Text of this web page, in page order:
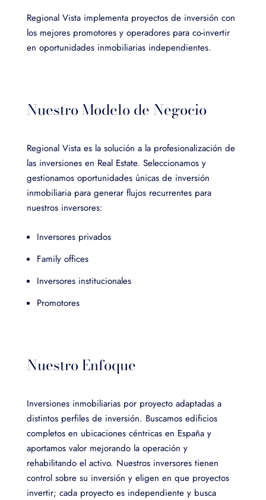
Regional Vista implementa proyectos de inversión con
los mejores promotores y operadores para co-invertir
en oportunidades inmobiliarias independientes.
Nuestro Modelo de Negocio
Regional Vista es la solución a la profesionalización de
las inversiones en Real Estate. Seleccionamos y
gestionamos oportunidades únicas de inversión
inmobiliaria para generar flujos recurrentes para
nuestros inversores:
Inversores privados
Family offices
Inversores institucionales
Promotores
Nuestro Enfoque
Inversiones inmobiliarias por proyecto adaptadas a
distintos perfiles de inversión. Buscamos edificios
completos en ubicaciones céntricas en España y
aportamos valor mejorando la operación y
rehabilitando el activo. Nuestros inversores tienen
control sobre su inversión y eligen en que proyectos
invertir; cada proyecto es independiente y busca